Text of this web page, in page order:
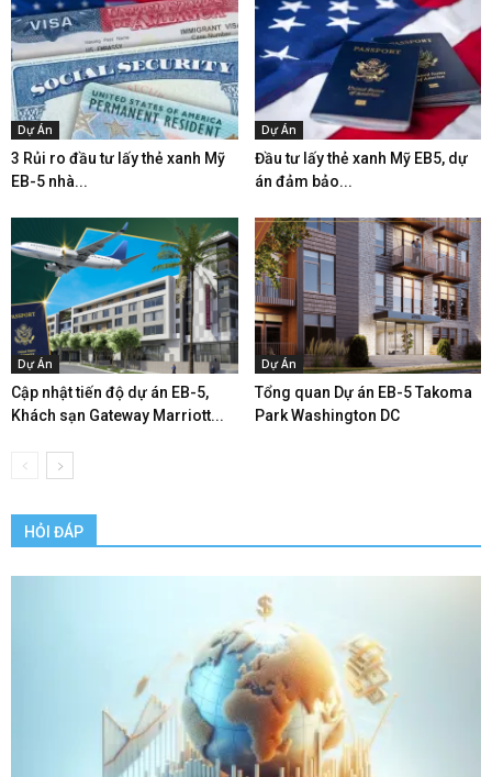
Dự Án
3 Rủi ro đầu tư lấy thẻ xanh Mỹ
EB-5 nhà...
Dự Án
Đầu tư lấy thẻ xanh Mỹ EB5, dự
án đảm bảo...
Dự Án
Cập nhật tiến độ dự án EB-5,
Khách sạn Gateway Marriott...
Dự Án
Tổng quan Dự án EB-5 Takoma
Park Washington DC
HỎI ĐÁP